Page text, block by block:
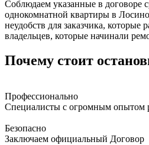
Соблюдаем указанные в договоре
однокомнатной квартиры в
неудобств для заказчика, которые
владельцев, которые начинали
Почему стоит
Профессионально
Специалисты с огромным опытом
Безопасно
Заключаем официальный Договор